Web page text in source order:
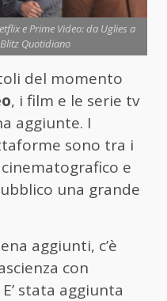
e Prime Video: da Uglies a
Quotidiano
del momento
, i film e le serie tv
aggiunte. I
sono tra i
e
una grande
aggiunti, c’è
con
stata aggiunta